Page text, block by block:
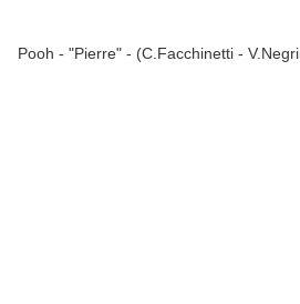
Pooh - "Pierre" - (C.Facchinetti -